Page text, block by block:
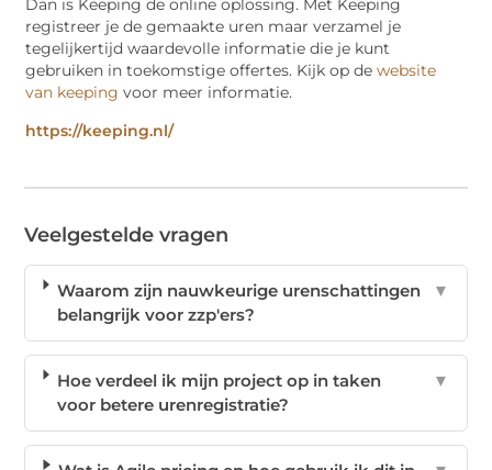
Dan is Keeping de online oplossing. Met Keeping
registreer je de gemaakte uren maar verzamel je
tegelijkertijd waardevolle informatie die je kunt
gebruiken in toekomstige offertes. Kijk op dewebsite
van keeping voor meer informatie.
https://keeping.nl/
Veelgestelde vragen
Waarom zijn nauwkeurige urenschattingen
belangrijk voor zzp'ers?
▼
Hoe verdeel ik mijn project op in taken
voor betere urenregistratie?
▼